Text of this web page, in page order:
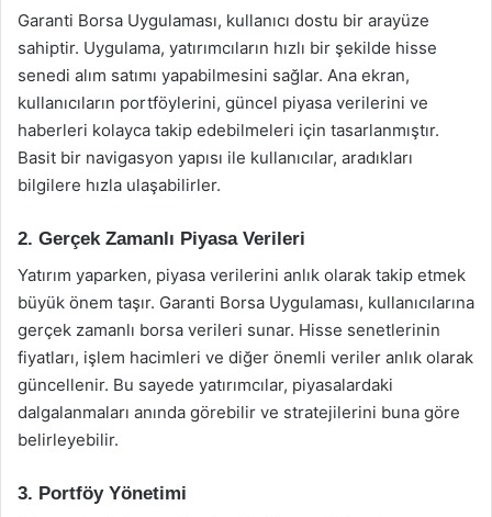
Garanti Borsa Uygulaması, kullanıcı dostu bir arayüze
sahiptir. Uygulama, yatırımcıların hızlı bir şekilde hisse
senedi alım satımı yapabilmesini sağlar. Ana ekran,
kullanıcıların portföylerini, güncel piyasa verilerini ve
haberleri kolayca takip edebilmeleri için tasarlanmıştır.
Basit bir navigasyon yapısı ile kullanıcılar, aradıkları
bilgilere hızla ulaşabilirler.
2. Gerçek Zamanlı Piyasa Verileri
Yatırım yaparken, piyasa verilerini anlık olarak takip etmek
büyük önem taşır. Garanti Borsa Uygulaması, kullanıcılarına
gerçek zamanlı borsa verileri sunar. Hisse senetlerinin
fiyatları, işlem hacimleri ve diğer önemli veriler anlık olarak
güncellenir. Bu sayede yatırımcılar, piyasalardaki
dalgalanmaları anında görebilir ve stratejilerini buna göre
belirleyebilir.
3. Portföy Yönetimi